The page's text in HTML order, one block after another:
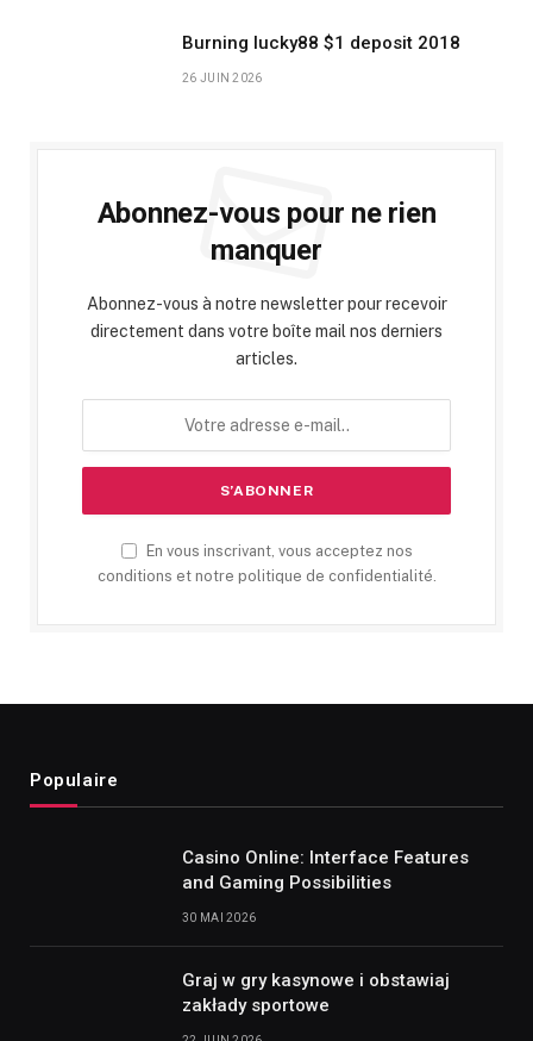
Burning lucky88 $1 deposit 2018
26 JUIN 2026
Abonnez-vous pour ne rien
manquer
Abonnez-vous à notre newsletter pour recevoir
directement dans votre boîte mail nos derniers
articles.
En vous inscrivant, vous acceptez nos
conditions et notre politique de confidentialité.
Populaire
Casino Online: Interface Features
and Gaming Possibilities
30 MAI 2026
Graj w gry kasynowe i obstawiaj
zakłady sportowe